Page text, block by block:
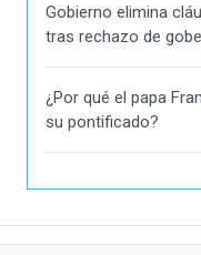
Gobierno elimina
tras rechazo de
¿Por qué el papa
su pontificado?